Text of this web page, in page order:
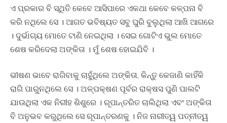
ଏ ପ୍ରକାର ବି ସ୍ଥିତି କେବେ ଆସିପାରେ ଏକଥା କେବେ କଳ୍ପନା ବି
କରି ନଥିଲେ ସେ । ଆଗତ ଭବିଷ୍ୟତ ସବୁ ଘୁରି ବୁଲୁଥିଲା ଆଖି ଆଗରେ
। ଦୁର୍ଭାଗ୍ୟ ମୋତେ ଟାଣି ନେଇଥିଲା । ସେଇ ଗୋଟିଏ ଭୁଲ ମୋତେ
ଶେଷ କରିଦେଲା ଅଙ୍କିତା । ମୁଁ ଶେଷ ହୋଇଯିବି ।
ଭୀଷଣ ଭାବେ ରାଗିବାକୁ ଚାହୁଁଥିଲେ ଅଙ୍କିତା, କିନ୍ତୁ କେଜାଣି କାହିଁକି
ରାଗି ପାରୁନଥିଲେ ସେ । ଅଳ୍ପକ୍ଷଣ ପୂର୍ବର ରାକ୍ଷସ ପୁଣି ପାଲଟି
ଯାଉଥିଲା ଏକ ନିରୀହ ଶିଶୁରେ । ରୂପାନ୍ତରିତ ଚାଲିଥିଲା ଏବଂ ଅଙ୍କିତା
ବି ଅନୁଭବ କରୁଥିଲେ ସେ ରୂପାନ୍ତରଣକୁ । ନିଜ ନାରୀତ୍ୱ ପତ୍ନୀତ୍ୱ